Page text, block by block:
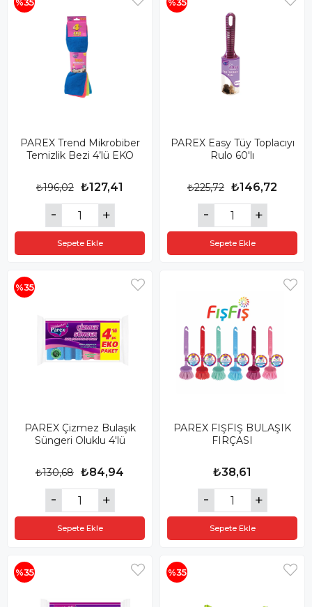
PAREX Trend Mikrobiber
Temizlik Bezi 4’lü EKO
₺127,41
₺196,02
Sepete Ekle
PAREX Easy Tüy Toplacıyı
Rulo 60'lı
₺146,72
₺225,72
Sepete Ekle
PAREX Çizmez Bulaşık
Süngeri Oluklu 4'lü
₺84,94
₺130,68
Sepete Ekle
%35
PAREX FIŞFIŞ BULAŞIK
FIRÇASI
₺38,61
Sepete Ekle
%35 %35